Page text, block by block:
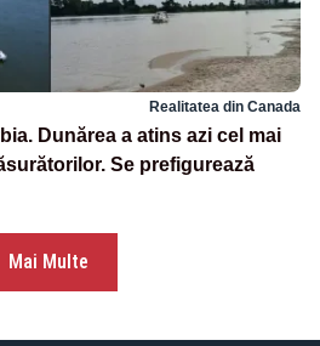
Realitatea din Canada
Dunărea a atins azi cel mai
Se prefigurează
Mai Multe